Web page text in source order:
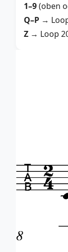
1–9(oben
Q–P →
Z → Loop